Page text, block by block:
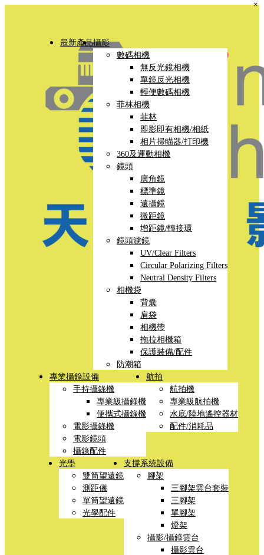
最新產品攝影
數碼相機
無反光鏡相機
單鏡反光相機
輕便數碼相機
菲林相機
菲林
即影即有相機/相紙
相片掃瞄器/打印機
360及運動相機
鏡頭
廣角鏡
標準鏡
遠攝鏡
微距鏡
增距鏡/轉接環
鏡頭濾鏡
UV/Clear Filters
Circular Polarizing Filters
Neutral Density Filters
相機袋
背囊
肩袋
相機帶
拖拉相機箱
保護裝備/配件
防潮箱
專業攝錄設備
手持攝錄機
專業級攝錄機
便攜式攝錄機
電影攝錄機
電影鏡頭
攝錄配件
航拍
航拍機
專業級航拍機
水底/陸地遙控器材
配件/消耗品
光學
雙筒望遠鏡
測距儀
單筒望遠鏡
光學配件
支撐系統設備
腳架
三腳架雲台套裝
三腳架
單腳架
燈架
攝影/攝錄雲台
攝影雲台
×